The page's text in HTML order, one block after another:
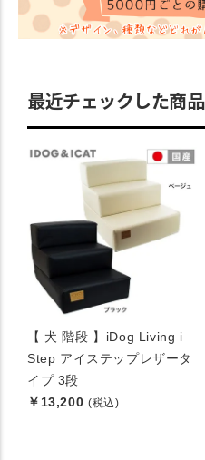
最近チェックした商品
【 犬 階段 】iDog Living i
Step アイステップレザータ
イプ 3段
￥13,200 (税込)